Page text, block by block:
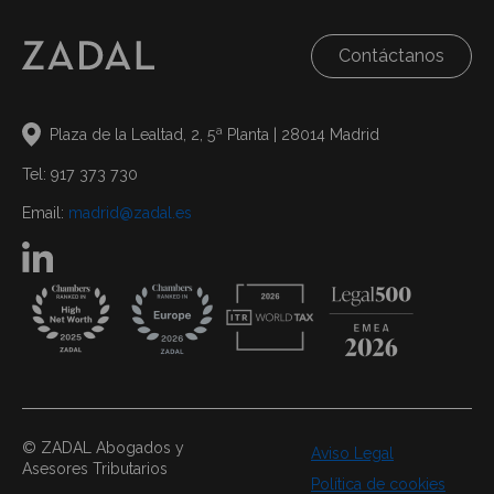
Contáctanos
Plaza de la Lealtad, 2, 5ª Planta | 28014 Madrid
Tel: 917 373 730
Email: madrid@zadal.es
© ZADAL Abogados y
Asesores Tributarios
Aviso Legal
Política de cookies